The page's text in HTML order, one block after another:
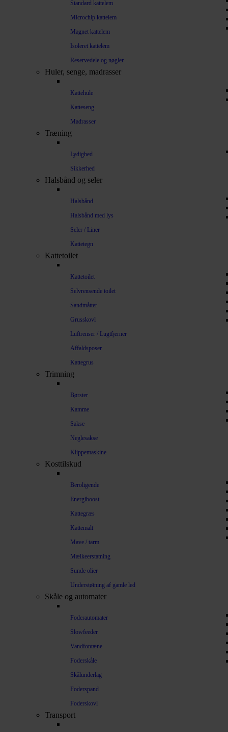
Standard kattelem
Microchip kattelem
Magnet kattelem
Isoleret kattelem
Reservedele og nøgler
Huler, senge, madrasser
Kattehule
Katteseng
Madrasser
Træning
Lydighed
Sikkerhed
Halsbånd og seler
Halsbånd
Halsbånd med lys
Seler / Liner
Kattetegn
Kattetoilet
Kattetoilet
Selvrensende toilet
Sandmåtter
Grusskovl
Luftrenser / Lugtfjerner
Affaldsposer
Kattegrus
Trimning
Børster
Kamme
Sakse
Neglesakse
Klippemaskine
Kosttilskud
Beroligende
Energiboost
Kattegræs
Kattemalt
Mave / tarm
Mælkeerstatning
Sunde olier
Understøtning af gamle led
Skåle og automater
Foderautomater
Slowfeeder
Vandfontæne
Foderskåle
Skålunderlag
Foderspand
Foderskovl
Transport